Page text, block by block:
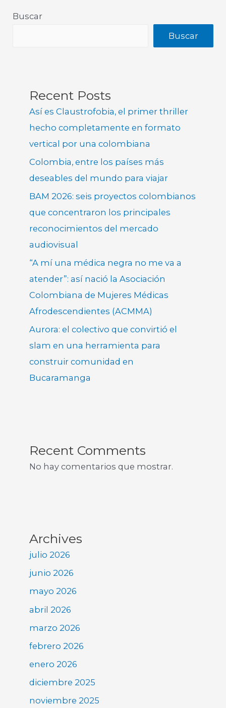
Buscar
Buscar
Recent Posts
Así es Claustrofobia, el primer thriller
hecho completamente en formato
vertical por una colombiana
Colombia, entre los países más
deseables del mundo para viajar
BAM 2026: seis proyectos colombianos
que concentraron los principales
reconocimientos del mercado
audiovisual
“A mí una médica negra no me va a
atender”: así nació la Asociación
Colombiana de Mujeres Médicas
Afrodescendientes (ACMMA)
Aurora: el colectivo que convirtió el
slam en una herramienta para
construir comunidad en
Bucaramanga
Recent Comments
No hay comentarios que mostrar.
Archives
julio 2026
junio 2026
mayo 2026
abril 2026
marzo 2026
febrero 2026
enero 2026
diciembre 2025
noviembre 2025